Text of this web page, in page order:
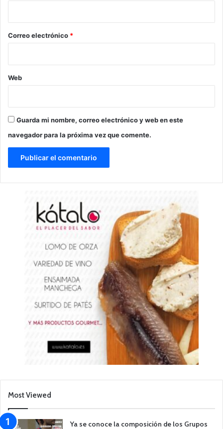
*
Correo electrónico *
Web
Guarda mi nombre, correo electrónico y web en este
navegador para la próxima vez que comente.
Most Viewed
Ya se conoce la composición de los Grupos